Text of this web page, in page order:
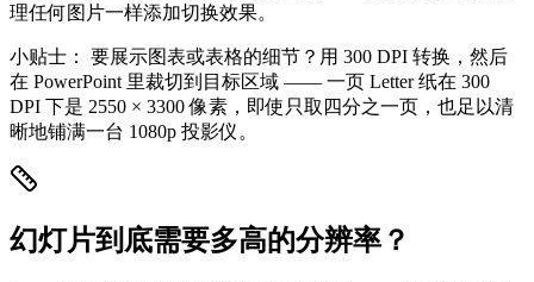
理任何图片一样添加切换效果。
小贴士：
要展示图表或表格的细节？用 300 DPI 转换，然后
在 PowerPoint 里裁切到目标区域 —— 一页 Letter 纸在 300
DPI 下是 2550 × 3300 像素，即使只取四分之一页，也足以清
晰地铺满一台 1080p 投影仪。
幻灯片到底需要多高的分辨率？